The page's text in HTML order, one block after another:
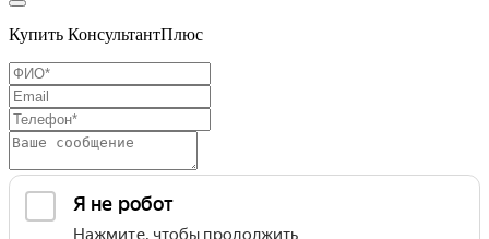
Купить КонсультантПлюс